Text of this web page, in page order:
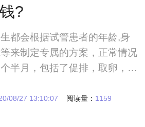
?
都会根据试管患者的年龄,身
来制定专属的方案，正常情况
半月，包括了促排，取卵，养
的卵细胞一定会比较少，这样
08/27 13:10:07 阅读量： 1159